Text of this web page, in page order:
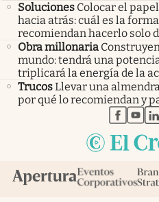
Soluciones Colocar el
hacia atrás: cuál es la
recomiendan hacerlo solo
Obra millonaria
mundo: tendrá una
triplicará la energía de la
TrucosLlevar una
por qué lo recomiendan y
abre